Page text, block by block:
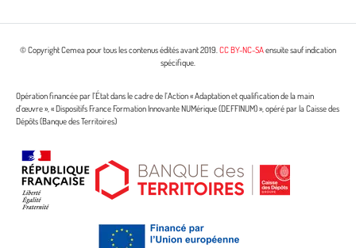
© Copyright Cemea pour tous les contenus édités avant 2019.CC BY-NC-SAensuite sauf indication
spécifique.
Opération financée par l’État dans le cadre de l’Action « Adaptation et qualification de la main
d’œuvre », « Dispositifs France Formation Innovante NUMérique (DEFFINUM) », opéré par la Caisse des
Dépôts (Banque des Territoires)